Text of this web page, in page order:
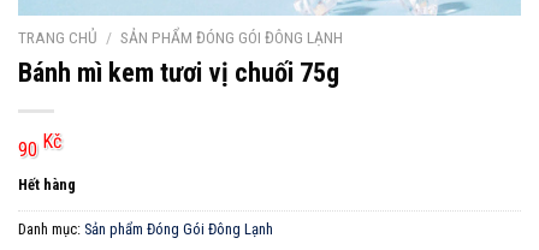
TRANG CHỦ / SẢN PHẨM ĐÓNG GÓI ĐÔNG LẠNH
Bánh mì kem tươi vị chuối 75g
90 Kč
Hết hàng
Danh mục: Sản phẩm Đóng Gói Đông Lạnh